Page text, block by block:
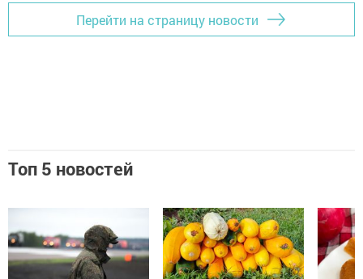
Перейти на страницу новости
Топ 5 новостей